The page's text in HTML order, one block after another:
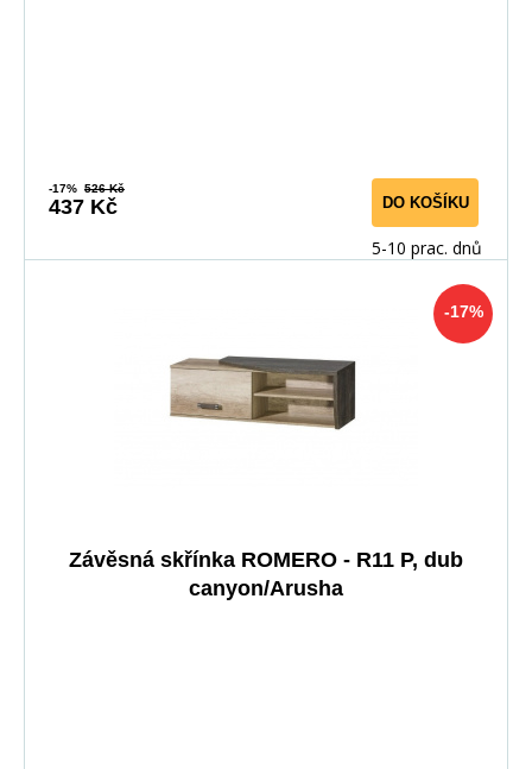
-17% 526 Kč
437 Kč DO KOŠÍKU
5-10 prac. dnů
-17%
Závěsná skřínka ROMERO - R11 P, dub
canyon/Arusha